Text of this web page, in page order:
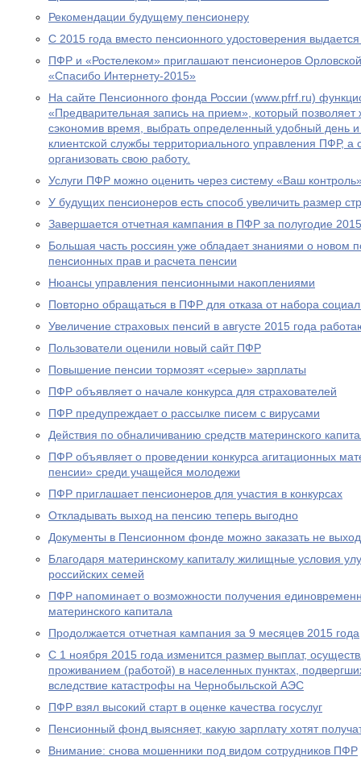
Рекомендации будущему пенсионеру
С 2015 года вместо пенсионного удостоверения выдается
ПФР и «Ростелеком» приглашают пенсионеров Орловской
«Спасибо Интернету-2015»
На сайте Пенсионного фонда России (www.pfrf.ru)
«Предварительная запись на прием», который
сэкономив время, выбрать определенный удобный день
клиентской службы территориального управления ПФР,
организовать свою работу.
Услуги ПФР можно оценить через систему «Ваш
У будущих пенсионеров есть способ увеличить размер
Завершается отчетная кампания в ПФР за полугодие
Большая часть россиян уже обладает знаниями о новом
пенсионных прав и расчета пенсии
Нюансы управления пенсионными накоплениями
Повторно обращаться в ПФР для отказа от набора
Увеличение страховых пенсий в августе 2015 года
Пользователи оценили новый сайт ПФР
Повышение пенсии тормозят «серые» зарплаты
ПФР объявляет о начале конкурса для страхователей
ПФР предупреждает о рассылке писем с вирусами
Действия по обналичиванию средств материнского
ПФР объявляет о проведении конкурса агитационных
пенсии» среди учащейся молодежи
ПФР приглашает пенсионеров для участия в конкурсах
Откладывать выход на пенсию теперь выгодно
Документы в Пенсионном фонде можно заказать не
Благодаря материнскому капиталу жилищные условия
российских семей
ПФР напоминает о возможности получения
материнского капитала
Продолжается отчетная кампания за 9 месяцев 2015 года
С 1 ноября 2015 года изменится размер выплат,
проживанием (работой) в населенных пунктах,
вследствие катастрофы на Чернобыльской АЭС
ПФР взял высокий старт в оценке качества госуслуг
Пенсионный фонд выясняет, какую зарплату хотят
Внимание: снова мошенники под видом сотрудников ПФР